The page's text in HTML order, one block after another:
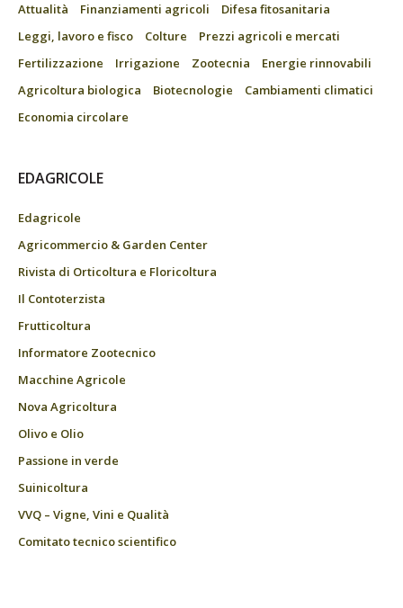
Attualità Finanziamenti agricoli
Difesa fitosanitaria
Leggi, lavoro e fisco
Colture
Prezzi agricoli e mercati
Fertilizzazione
Irrigazione Zootecnia
Energie rinnovabili
Agricoltura biologica
Biotecnologie
Cambiamenti climatici
Economia circolare
EDAGRICOLE
Edagricole
Agricommercio & Garden Center
Rivista di Orticoltura e Floricoltura
Il Contoterzista
Frutticoltura
Informatore Zootecnico
Macchine Agricole
Nova Agricoltura
Olivo e Olio
Passione in verde
Suinicoltura
VVQ – Vigne, Vini e Qualità
Comitato tecnico scientifico